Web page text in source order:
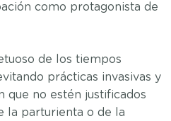
como protagonista de
de los tiempos
prácticas invasivas y
que no estén justificados
la parturienta o de la